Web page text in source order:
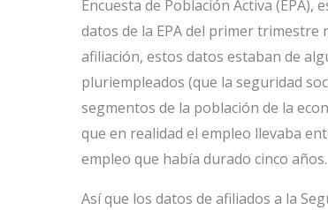
Encuesta de Población Activa
datos de la EPA del primer
afiliación, estos datos estaban de
pluriempleados (que la seguridad
segmentos de la población de la
que en realidad el empleo llevaba
empleo que había durado cinco años.
Así que los datos de afiliados a la